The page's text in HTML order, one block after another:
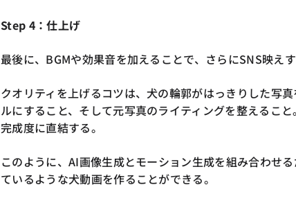
Step 4：仕上げ
最後に、BGMや効果音を加えることで、さらにSNS映えす
クオリティを上げるコツは、犬の輪郭がはっきりした写
ルにすること、そして元写真のライティングを整えるこ
完成度に直結する。
このように、AI画像生成とモーション生成を組み合わせ
ているような犬動画を作ることができる。